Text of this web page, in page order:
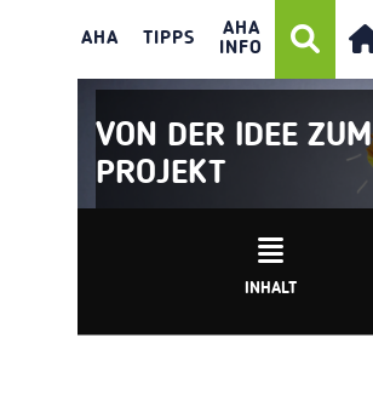
AHA TIPPS
AHA
INFO
VON DER IDEE ZUM
PROJEKT
INHALT